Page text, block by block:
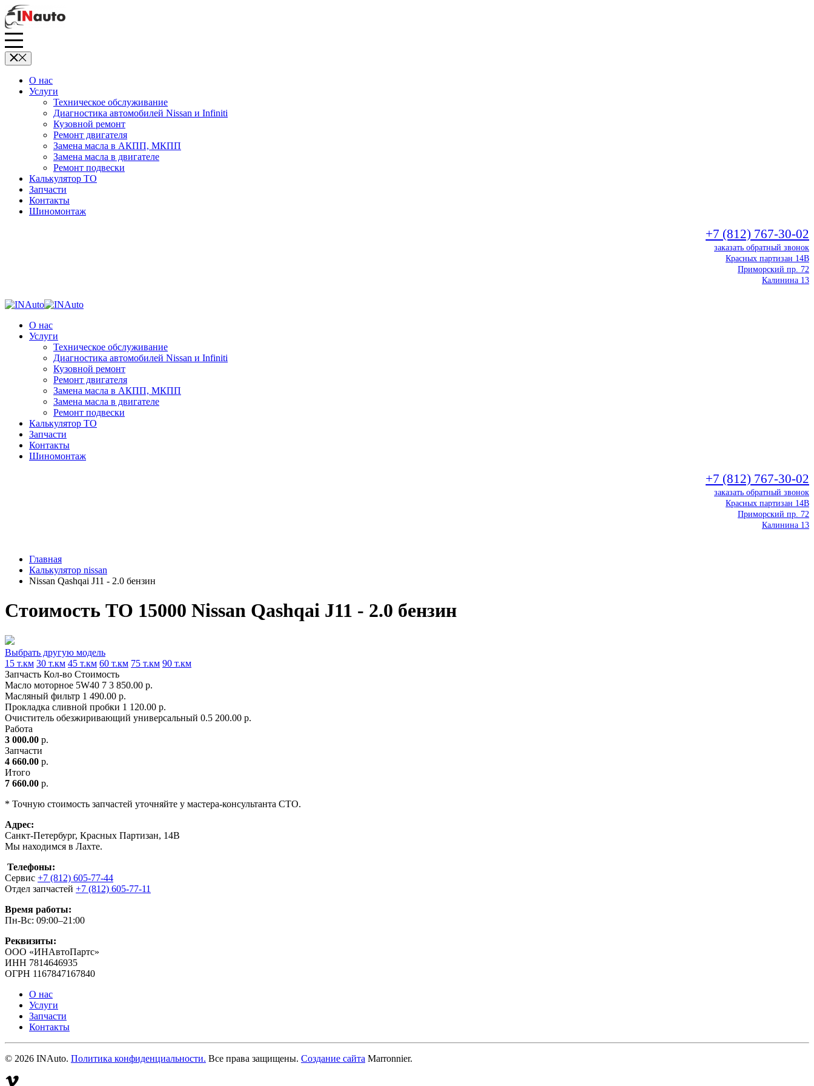
О нас
Услуги
Техническое обслуживание
Диагностика автомобилей Nissan и Infiniti
Кузовной ремонт
Ремонт двигателя
Замена масла в АКПП, МКПП
Замена масла в двигателе
Ремонт подвески
Калькулятор ТО
Запчасти
Контакты
Шиномонтаж
+7 (812) 767-30-02
заказать обратный звонок
Красных партизан 14В
Приморский пр. 72
Калинина 13
О нас
Услуги
Техническое обслуживание
Диагностика автомобилей Nissan и Infiniti
Кузовной ремонт
Ремонт двигателя
Замена масла в АКПП, МКПП
Замена масла в двигателе
Ремонт подвески
Калькулятор ТО
Запчасти
Контакты
Шиномонтаж
+7 (812) 767-30-02
заказать обратный звонок
Красных партизан 14В
Приморский пр. 72
Калинина 13
Главная
Калькулятор nissan
Nissan Qashqai J11 - 2.0 бензин
Стоимость ТО 15000 Nissan Qashqai J11 - 2.0 бензин
Выбрать другую модель
15 т.км 30 т.км 45 т.км 60 т.км 75 т.км 90 т.км
Запчасть Кол-во Стоимость
Масло моторное 5W40 7 3 850.00 р.
Масляный фильтр 1 490.00 р.
Прокладка сливной пробки 1 120.00 р.
Очиститель обезжиривающий универсальный 0.5 200.00 р.
Работа
3 000.00 р.
Запчасти
4 660.00 р.
Итого
7 660.00 р.
* Точную стоимость запчастей уточняйте у мастера-консультанта СТО.
Адрес:
Санкт-Петербург, Красных Партизан, 14В
Мы находимся в Лахте.
Телефоны:
Сервис +7 (812) 605-77-44
Отдел запчастей +7 (812) 605-77-11
Время работы:
Пн-Вс: 09:00–21:00
Реквизиты:
ООО «ИНАвтоПартс»
ИНН 7814646935
ОГРН 1167847167840
О нас
Услуги
Запчасти
Контакты
© 2026 INAuto. Политика конфиденциальности. Все права защищены. Создание сайта Marronnier.